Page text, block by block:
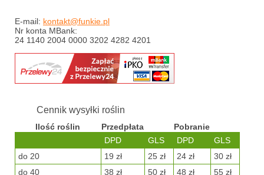
E-mail: kontakt@funkie.pl
Nr konta MBank:
24 1140 2004 0000 3202 4282 4201
Cennik wysyłki roślin
Ilość roślin Przedpłata
Pobranie
DPD
GLS DPD
GLS
do 20
19 zł 25 zł 24 zł
30 zł
do 40
38 zł 50 zł 48 zł
55 zł